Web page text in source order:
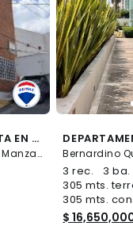
DEPARTAMENTO EN VENTA EN PROLONGACION HIDALGO 255 MANZANASTITLA CUAJIMALPA - (34)
Prolongación Hidalgo S/N, Manzanastitla, Cuajimalpa de Morelos
3 rec. 3 ba.
305 mts.
305 mts.
$